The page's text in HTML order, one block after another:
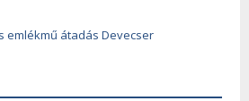
emlékmű átadás Devecser